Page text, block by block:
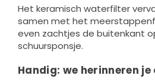
Het keramisch waterfilter
samen met het
even zachtjes de buitenkant
schuursponsje.
Handig: we herinneren